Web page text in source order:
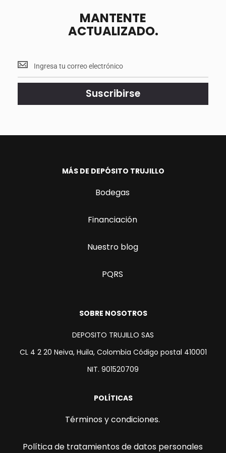
MANTENTE
ACTUALIZADO.
Mantente
<br>
actualizado.
Suscribirse
MÁS DE DEPÓSITO TRUJILLO
Bodegas
Financiación
Nuestro blog
PQRS
SOBRE NOSOTROS
DEPOSITO TRUJILLO SAS
CL 4 2 20 Neiva, Huila, Colombia Código postal 410001
NIT. 901520709
POLÍTICAS
Términos y condiciones.
Política de tratamientos de datos personales